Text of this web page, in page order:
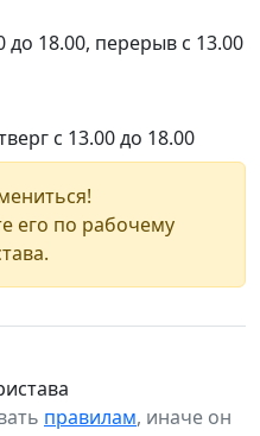
до 18.00, перерыв с 13.00
с 13.00 до 18.00
его по рабочему
правилам, иначе он